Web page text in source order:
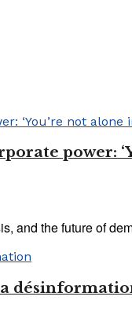
power:
and the future of